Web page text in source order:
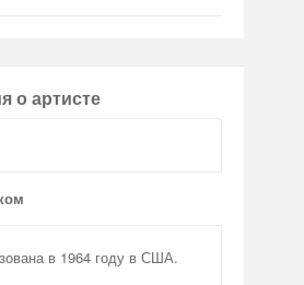
о артисте
в 1964 году в США.